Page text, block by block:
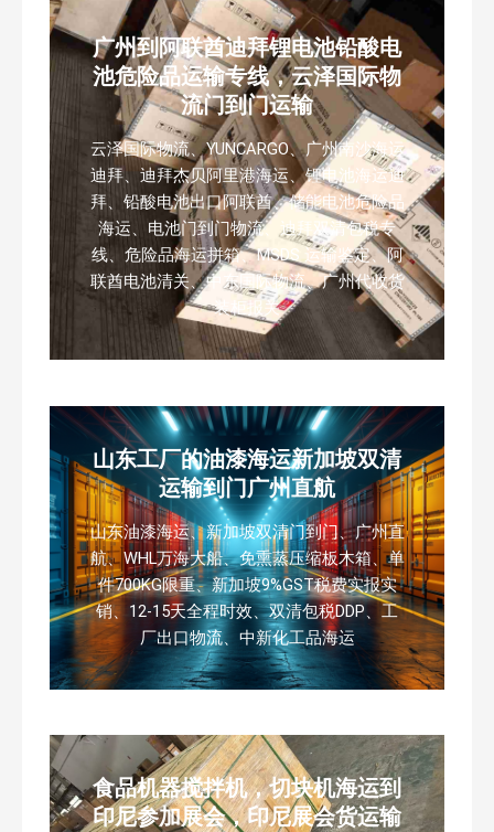
广州到阿联酋迪拜锂电池铅酸电
池危险品运输专线，云泽国际物
流门到门运输
云泽国际物流、YUNCARGO、广州南沙海运
迪拜、迪拜杰贝阿里港海运、锂电池海运迪
拜、铅酸电池出口阿联酋、储能电池危险品
海运、电池门到门物流、迪拜双清包税专
线、危险品海运拼箱、MSDS 运输鉴定、阿
联酋电池清关、中东国际物流、广州代收货
装柜报关
山东工厂的油漆海运新加坡双清
运输到门广州直航
山东油漆海运、新加坡双清门到门、广州直
航、WHL万海大船、免熏蒸压缩板木箱、单
件700KG限重、新加坡9%GST税费实报实
销、12-15天全程时效、双清包税DDP、工
厂出口物流、中新化工品海运
食品机器搅拌机，切块机海运到
印尼参加展会，印尼展会货运输